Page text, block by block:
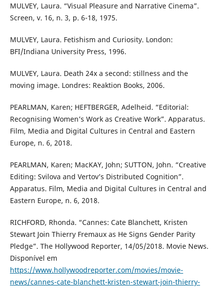
MULVEY, Laura. “Visual Pleasure and Narrative Cinema”.
Screen, v. 16, n. 3, p. 6-18, 1975.
MULVEY, Laura. Fetishism and Curiosity. London:
BFI/Indiana University Press, 1996.
MULVEY, Laura. Death 24x a second: stillness and the
moving image. Londres: Reaktion Books, 2006.
PEARLMAN, Karen; HEFTBERGER, Adelheid. “Editorial:
Recognising Women’s Work as Creative Work”. Apparatus.
Film, Media and Digital Cultures in Central and Eastern
Europe, n. 6, 2018.
PEARLMAN, Karen; MacKAY, John; SUTTON, John. “Creative
Editing: Svilova and Vertov’s Distributed Cognition”.
Apparatus. Film, Media and Digital Cultures in Central and
Eastern Europe, n. 6, 2018.
RICHFORD, Rhonda. “Cannes: Cate Blanchett, Kristen
Stewart Join Thierry Fremaux as He Signs Gender Parity
Pledge”. The Hollywood Reporter, 14/05/2018. Movie News.
Disponível em
https://www.hollywoodreporter.com/movies/movie-
news/cannes-cate-blanchett-kristen-stewart-join-thierry-